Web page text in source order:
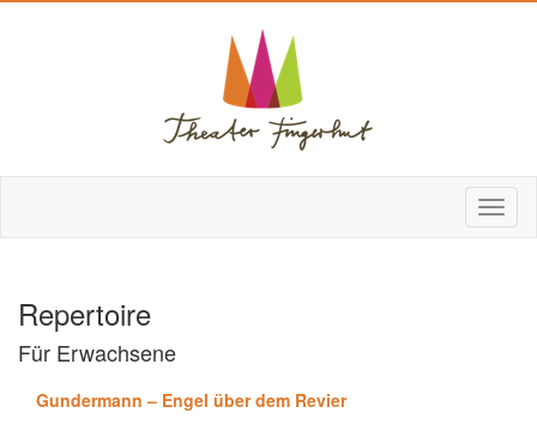
Repertoire
Für Erwachsene
Gundermann – Engel über dem Revier